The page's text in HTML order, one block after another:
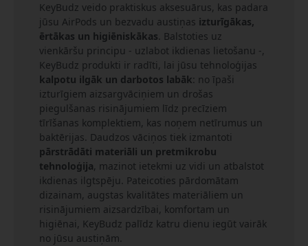
KeyBudz veido praktiskus aksesuārus, kas padara
jūsu AirPods un bezvadu austiņas izturīgākas,
ērtākas un higiēniskākas. Balstoties uz
vienkāršu principu - uzlabot ikdienas lietošanu -,
KeyBudz produkti ir radīti, lai jūsu tehnoloģijas
kalpotu ilgāk un darbotos labāk: no īpaši
izturīgiem aizsargvāciņiem un drošas
piegulšanas risinājumiem līdz precīziem
tīrīšanas komplektiem, kas noņem netīrumus un
baktērijas. Daudzos vāciņos tiek izmantoti
pārstrādāti materiāli un pretmikrobu
tehnoloģija, mazinot ietekmi uz vidi un atbalstot
ikdienas ilgtspēju. Pateicoties pārdomātam
dizainam, augstas kvalitātes materiāliem un
risinājumiem aizsardzībai, komfortam un
higiēnai, KeyBudz palīdz katru dienu iegūt vairāk
no jūsu austiņām.